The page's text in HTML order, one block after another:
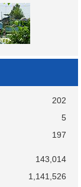
202
5
197
143,014
1,141,526